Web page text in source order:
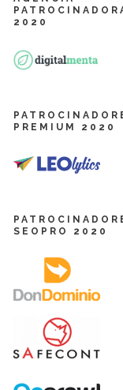
2020
PREMIUM 2020
SEOPRO 2020